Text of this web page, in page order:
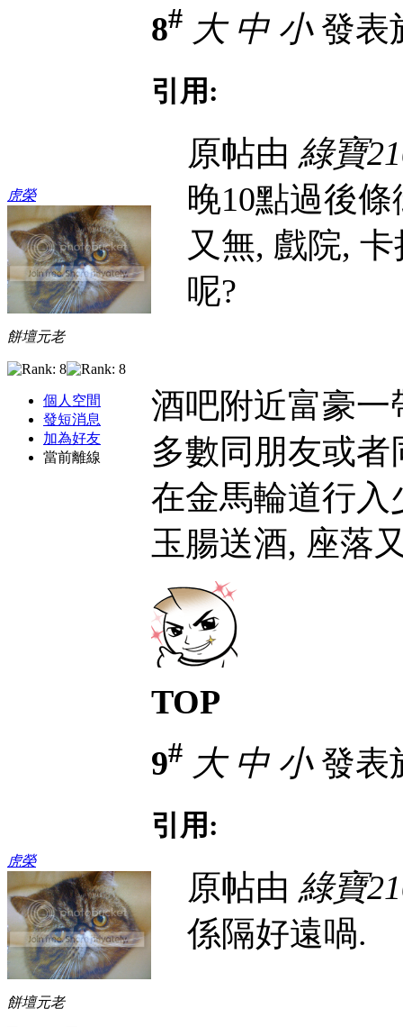
虎榮
餅壇元老
個人空間
發短消息
加為好友
當前離線
8# 大 中 小發表
引用:
原帖由 綠寶
晚10點過後
又無, 戲院,
呢?
酒吧附近富豪
多數同朋友或
在金馬輪道行入
玉腸送酒, 座落
TOP
虎榮
餅壇元老
9# 大 中 小發表
引用:
原帖由 綠寶
係隔好遠喎.